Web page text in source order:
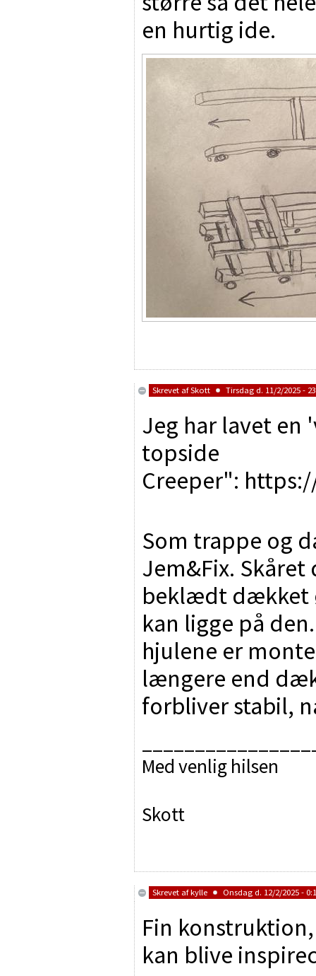
en hurtig ide.
Skrevet afSkott Tirsdag d. 11/2/2025 -
Jeg har lavet en
topside
Creeper":
Som trappe og
Jem&Fix.
beklædt dækket
kan ligge på
hjulene er
længere end
forbliver stabil,
Med venlig hilsen
Skott
Skrevet afkylle Onsdag d. 12/2/2025 -
Fin
kan blive